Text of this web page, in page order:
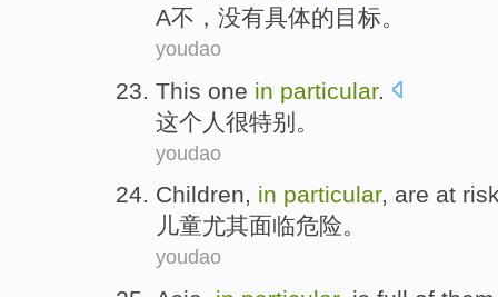
A不 ， 没有具体的目标。
youdao
This one in particular.
这个 人 很特别 。
youdao
Children, in particular, are at
儿童尤其面临危险。
youdao